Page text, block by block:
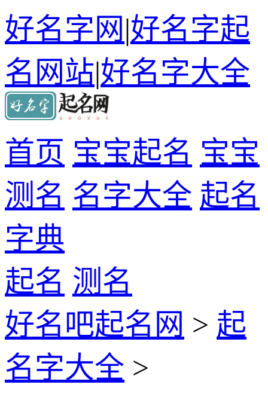
好名字网|好名字起
名网站|好名字大全
首页 宝宝起名 宝宝
测名 名字大全 起名
字典
起名 测名
好名吧起名网 > 起
名字大全 >